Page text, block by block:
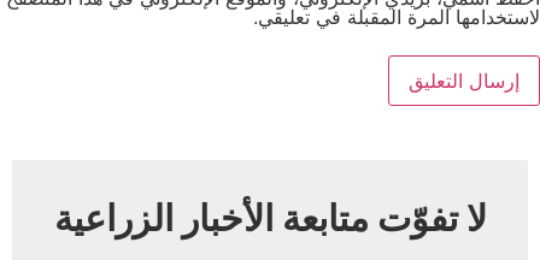
لاستخدامها المرة المقبلة في تعليقي.
لا تفوّت متابعة الأخبار الزراعية